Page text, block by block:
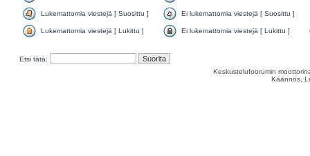
Lukemattomia viestejä [ Suosittu ] Ei lukemattomia viestejä [ Suosittu ]
Lukemattomia viestejä [ Lukittu ] Ei lukemattomia viestejä [ Lukittu ]
Etsi tätä:
Keskustelufoorumin
Käännös,